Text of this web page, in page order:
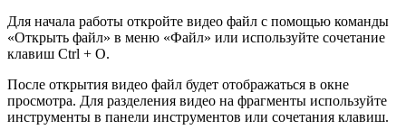
Для начала работы откройте видео файл с помощью команды
«Открыть файл» в меню «Файл» или используйте сочетание
клавиш Ctrl + O.
После открытия видео файл будет отображаться в окне
просмотра. Для разделения видео на фрагменты используйте
инструменты в панели инструментов или сочетания клавиш.